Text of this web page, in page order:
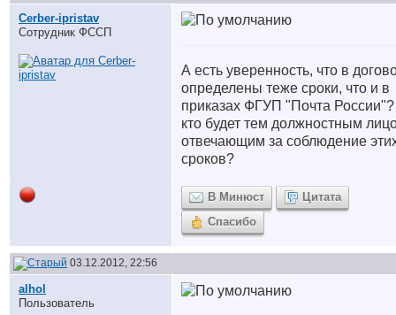
Cerber-ipristav
Сотрудник ФССП
А есть уверенность, что в
определены теже сроки, что и в
приказах ФГУП "Почта
кто будет тем должностным
отвечающим за соблюдение
сроков?
В Минюст
Цитата
Спасибо
03.12.2012, 22:56
alhol
Пользователь